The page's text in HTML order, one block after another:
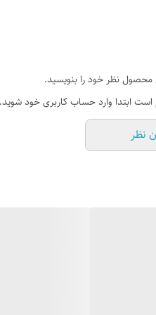
محصول نظر خود را بنویسید.
است ابتدا وارد حساب کاربری خود شوید.
نظر